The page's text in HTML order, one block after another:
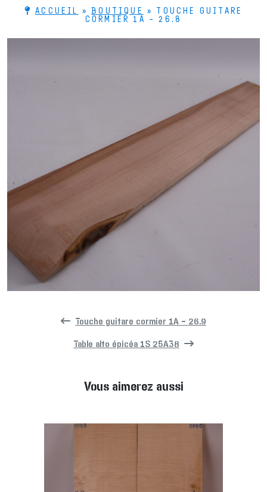
ACCUEIL »BOUTIQUE » TOUCHE GUITARE
CORMIER 1A – 26.8
Touche guitare cormier 1A – 26.9
Table alto épicéa 1S 25A38
Vous aimerez aussi